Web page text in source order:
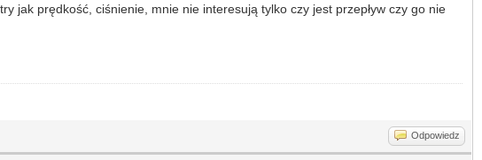
jak prędkość, ciśnienie, mnie nie interesują tylko czy jest przepływ czy go nie
Odpowiedz